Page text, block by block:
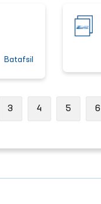
Batafsil
3 4 5 6